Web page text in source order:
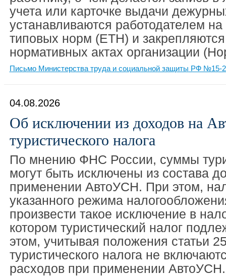
учета или карточке выдачи
устанавливаются работодателем
типовых норм (ЕТН) и
нормативных актах организации
Письмо Министерства труда и социальной защиты РФ №15-
04.08.2026
Об исключении из доходов на
туристического налога
По мнению ФНС России, суммы
могут быть исключены из состава
применении АвтоУСН. При этом,
указанного режима
произвести такое исключение в
котором туристический налог
этом, учитывая положения статьи
туристического налога не
расходов при применении АвтоУСН.